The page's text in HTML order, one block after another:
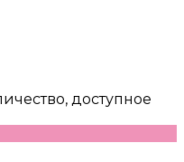
доступное